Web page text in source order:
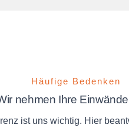
Häufige Bedenken
nehmen Ihre
ist uns wichtig. Hier